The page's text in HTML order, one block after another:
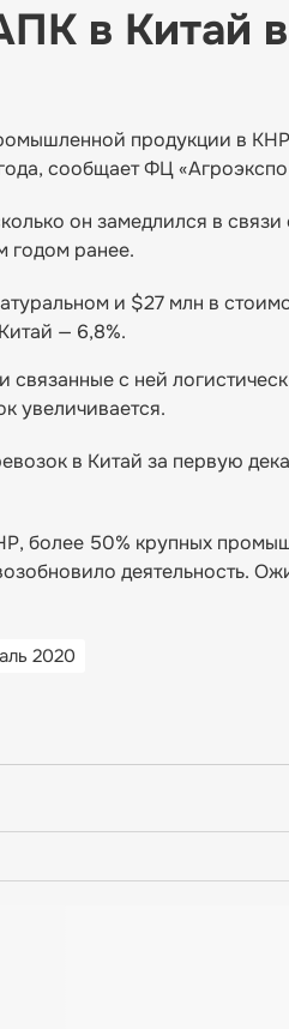
в Китай
продукции в
сообщает ФЦ
он замедлился в связи
годом ранее.
и $27 млн в
— 6,8%.
связанные с ней
увеличивается.
в Китай за первую
более 50% крупных
деятельность.
2020